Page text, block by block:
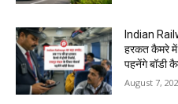
Indian
हरकत कैमरे में
पहनेंगे बॉडी
August 7,